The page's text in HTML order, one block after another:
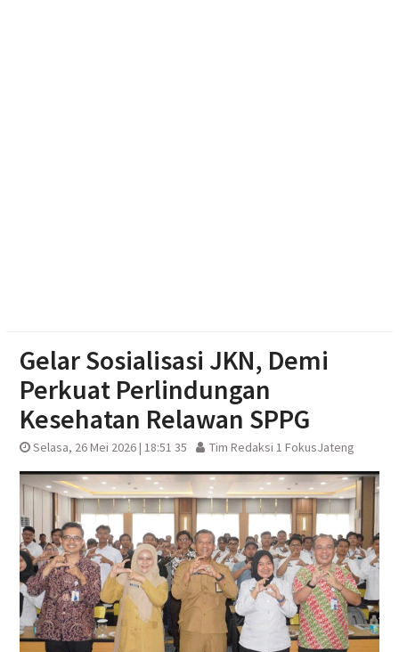
Gelar Sosialisasi JKN, Demi
Perkuat Perlindungan
Kesehatan Relawan SPPG
Selasa, 26 Mei 2026 | 18:51 35 Tim Redaksi 1 FokusJateng